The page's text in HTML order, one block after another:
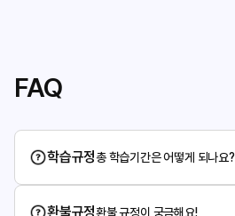
FAQ
학습규정총 학습기간은 어떻게 되나요?
환불규정환불 규정이 궁금해요!